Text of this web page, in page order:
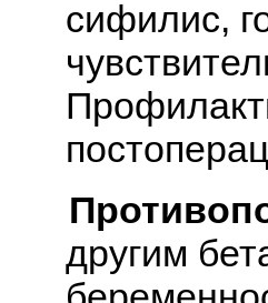
сифилис,
другим